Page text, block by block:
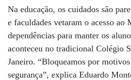
Na educação, os cuidados são
e faculdades vetaram o acesso ao
dependências para manter os
aconteceu no tradicional Colégio
Janeiro. “Bloqueamos por
segurança”, explica Eduardo